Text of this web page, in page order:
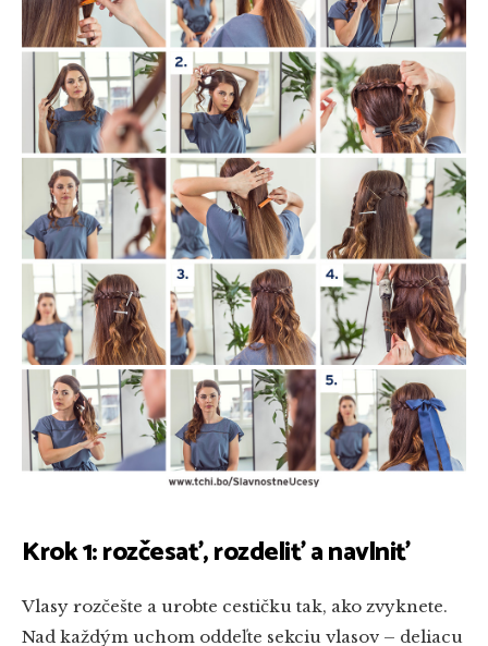
Krok 1: rozčesať, rozdeliť a navlniť
Vlasy rozčešte a urobte cestičku tak, ako zvyknete.
Nad každým uchom oddeľte sekciu vlasov – deliacu